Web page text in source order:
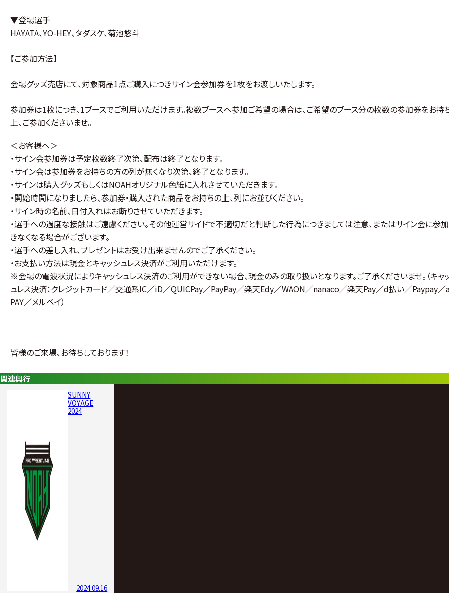
▼登場選手
HAYATA、YO-HEY、タダスケ、菊池悠斗
【ご参加方法】
会場グッズ売店にて、対象商品1点ご購入につきサイン会参加券を1枚をお渡しいたします。
参加券は1枚につき、1ブースでご利用いただけます。複数ブースへ参加ご希望の場合は、ご希望のブース分の枚数の参加券をお持
上、ご参加くださいませ。
＜お客様へ＞
・サイン会参加券は予定枚数終了次第、配布は終了となります。
・サイン会は参加券をお持ちの方の列が無くなり次第、終了となります。
・サインは購入グッズもしくはNOAHオリジナル色紙に入れさせていただきます。
・開始時間になりましたら、参加券・購入された商品をお持ちの上、列にお並びください。
・サイン時の名前、日付入れはお断りさせていただきます。
・選手への過度な接触はご遠慮ください。その他運営サイドで不適切だと判断した行為につきましては注意、またはサイン会に参
きなくなる場合がございます。
・選手への差し入れ、プレゼントはお受け出来ませんのでご了承ください。
・お支払い方法は現金とキャッシュレス決済がご利用いただけます。
※会場の電波状況によりキャッシュレス決済のご利用ができない場合、現金のみの取り扱いとなります。ご了承くださいませ。（キャ
ュレス決済：クレジットカード／交通系IC／iD／QUICPay／PayPay／楽天Edy／WAON／nanaco／楽天Pay／d払い／Paypay／
PAY／メルペイ）
皆様のご来場、お待ちしております！
関連興行
SUNNY
VOYAGE
2024
2024.09.16